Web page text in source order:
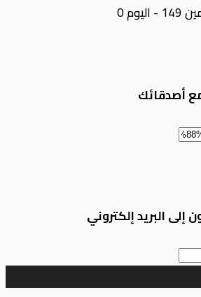
0
أصدقائك
البريد إلكتروني